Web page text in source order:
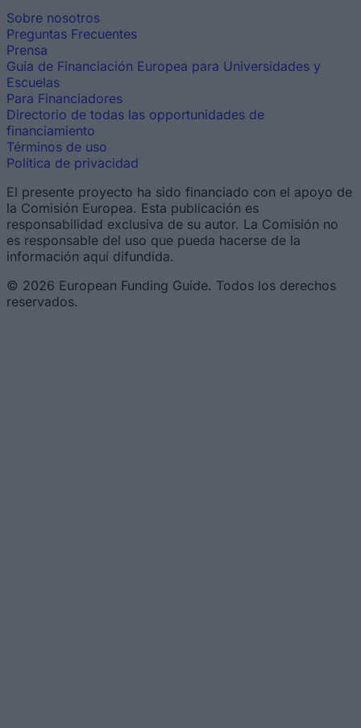
Sobre nosotros
Preguntas Frecuentes
Prensa
Guía de Financiación Europea para Universidades y
Escuelas
Para Financiadores
Directorio de todas las opportunidades de
financiamiento
Términos de uso
Política de privacidad
El presente proyecto ha sido financiado con el apoyo de
la Comisión Europea. Esta publicación es
responsabilidad exclusiva de su autor. La Comisión no
es responsable del uso que pueda hacerse de la
información aquí difundida.
© 2026 European Funding Guide. Todos los derechos
reservados.